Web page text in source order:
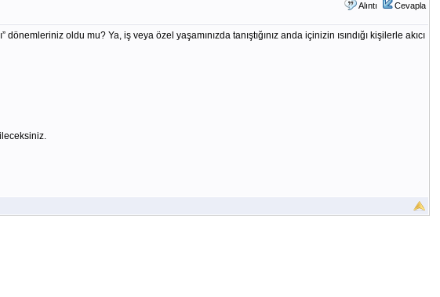
Alıntı Cevapla
oldu mu? Ya, iş veya özel yaşamınızda tanıştığınız anda içinizin ısındığı kişilerle akıcı